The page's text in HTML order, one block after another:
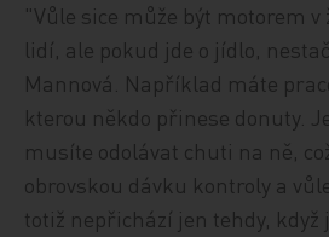
"Vůle sice může být motorem v
lidí, ale pokud jde o jídlo,
Mannová. Například máte
kterou někdo přinese donuty.
musíte odolávat chuti na ně,
obrovskou dávku kontroly a
totiž nepřichází jen tehdy, když